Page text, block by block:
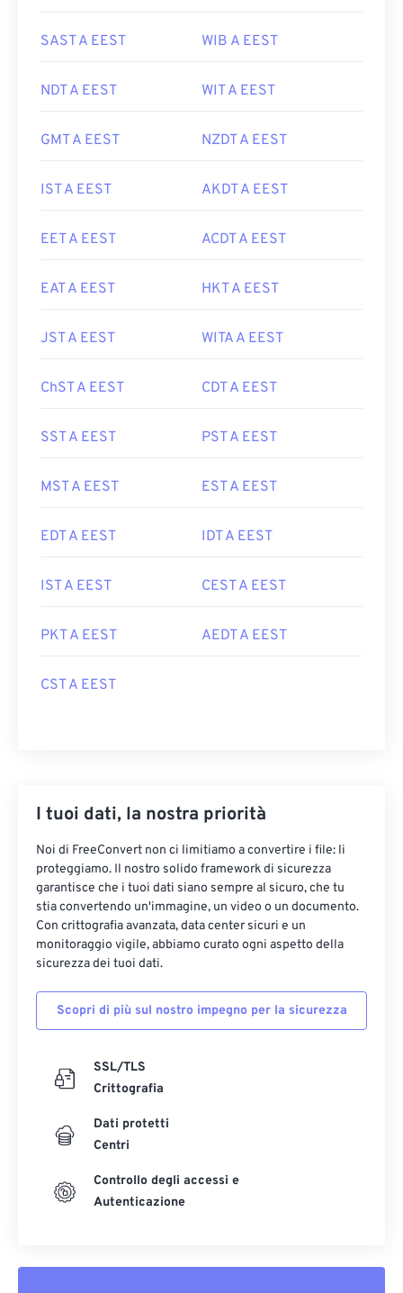
SAST A EEST WIB A EEST
NDT A EEST WIT A EEST
GMT A EEST NZDT A EEST
IST A EEST AKDT A EEST
EET A EEST ACDT A EEST
EAT A EEST HKT A EEST
JST A EEST WITA A EEST
ChST A EEST CDT A EEST
SST A EEST PST A EEST
MST A EEST EST A EEST
EDT A EEST IDT A EEST
IST A EEST CEST A EEST
PKT A EEST AEDT A EEST
CST A EEST
I tuoi dati, la nostra priorità
Noi di FreeConvert non ci limitiamo a convertire i file: li
proteggiamo. Il nostro solido framework di sicurezza
garantisce che i tuoi dati siano sempre al sicuro, che tu
stia convertendo un'immagine, un video o un documento.
Con crittografia avanzata, data center sicuri e un
monitoraggio vigile, abbiamo curato ogni aspetto della
sicurezza dei tuoi dati.
Scopri di più sul nostro impegno per la sicurezza
SSL/TLS
Crittografia
Dati protetti
Centri
Controllo degli accessi e
Autenticazione